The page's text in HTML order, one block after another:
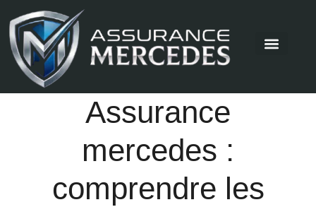
Assurance
mercedes :
comprendre les